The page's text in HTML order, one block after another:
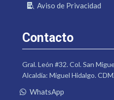
Aviso de Privacidad
Contacto
Gral. León #32. Col. San
Alcaldía: Miguel Hidalgo.
WhatsApp